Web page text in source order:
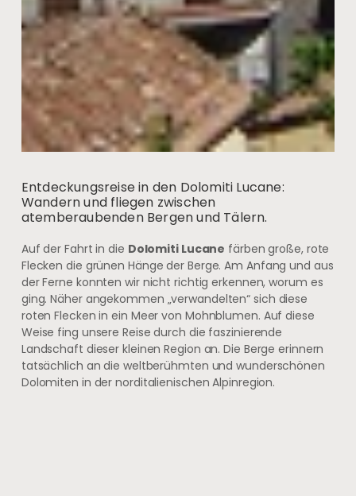
Entdeckungsreise in den Dolomiti Lucane:
Wandern und fliegen zwischen
atemberaubenden Bergen und Tälern.
Auf der Fahrt in die Dolomiti Lucane färben große, rote
Flecken die grünen Hänge der Berge. Am Anfang und aus
der Ferne konnten wir nicht richtig erkennen, worum es
ging. Näher angekommen „verwandelten“ sich diese
roten Flecken in ein Meer von Mohnblumen. Auf diese
Weise fing unsere Reise durch die faszinierende
Landschaft dieser kleinen Region an. Die Berge erinnern
tatsächlich an die weltberühmten und wunderschönen
Dolomiten in der norditalienischen Alpinregion.